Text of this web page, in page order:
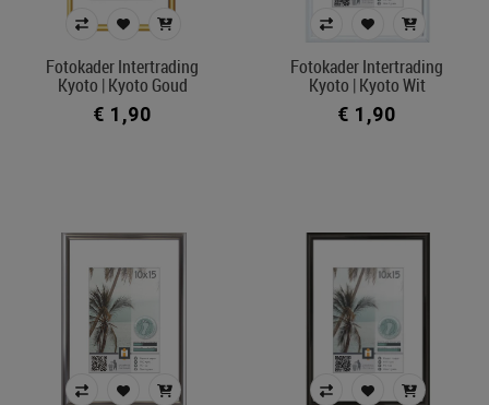
Fotokader Intertrading
Kyoto | Kyoto Goud
€ 1,90
Fotokader Intertrading
Kyoto | Kyoto Wit
€ 1,90